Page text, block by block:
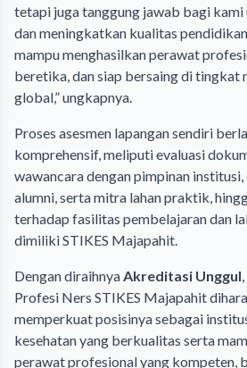
tetapi juga tanggung jawab bagi kami
dan meningkatkan kualitas
mampu menghasilkan perawat
beretika, dan siap bersaing di tingkat
global,” ungkapnya.
Proses asesmen lapangan sendiri
komprehensif, meliputi evaluasi
wawancara dengan pimpinan institusi,
alumni, serta mitra lahan praktik,
terhadap fasilitas pembelajaran dan
dimiliki STIKES Majapahit.
Dengan diraihnyaAkreditasi Unggul
Profesi Ners STIKES Majapahit
memperkuat posisinya sebagai
kesehatan yang berkualitas serta
perawat profesional yang kompeten,